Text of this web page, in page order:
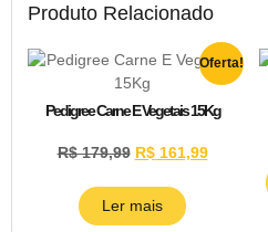
Produto Relacionado
Oferta!
Pedigree Carne E Vegetais 15Kg
R$179,99 R$161,99
Ler mais